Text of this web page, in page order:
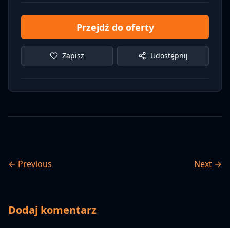
Przejdź do oferty
Zapisz Udostępnij
← Previous Next →
Dodaj komentarz